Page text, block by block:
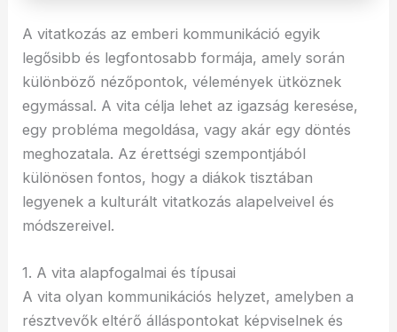
A vitatkozás az emberi kommunikáció egyik
legősibb és legfontosabb formája, amely során
különböző nézőpontok, vélemények ütköznek
egymással. A vita célja lehet az igazság keresése,
egy probléma megoldása, vagy akár egy döntés
meghozatala. Az érettségi szempontjából
különösen fontos, hogy a diákok tisztában
legyenek a kulturált vitatkozás alapelveivel és
módszereivel.
1. A vita alapfogalmai és típusai
A vita olyan kommunikációs helyzet, amelyben a
résztvevők eltérő álláspontokat képviselnek és